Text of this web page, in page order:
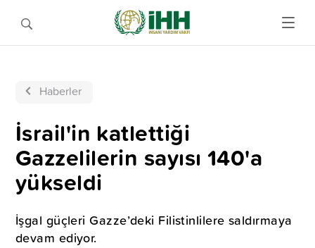
Haberler
İsrail'in katlettiği
Gazzelilerin sayısı 140'a
yükseldi
İşgal güçleri Gazze’deki Filistinlilere saldırmaya
devam ediyor.